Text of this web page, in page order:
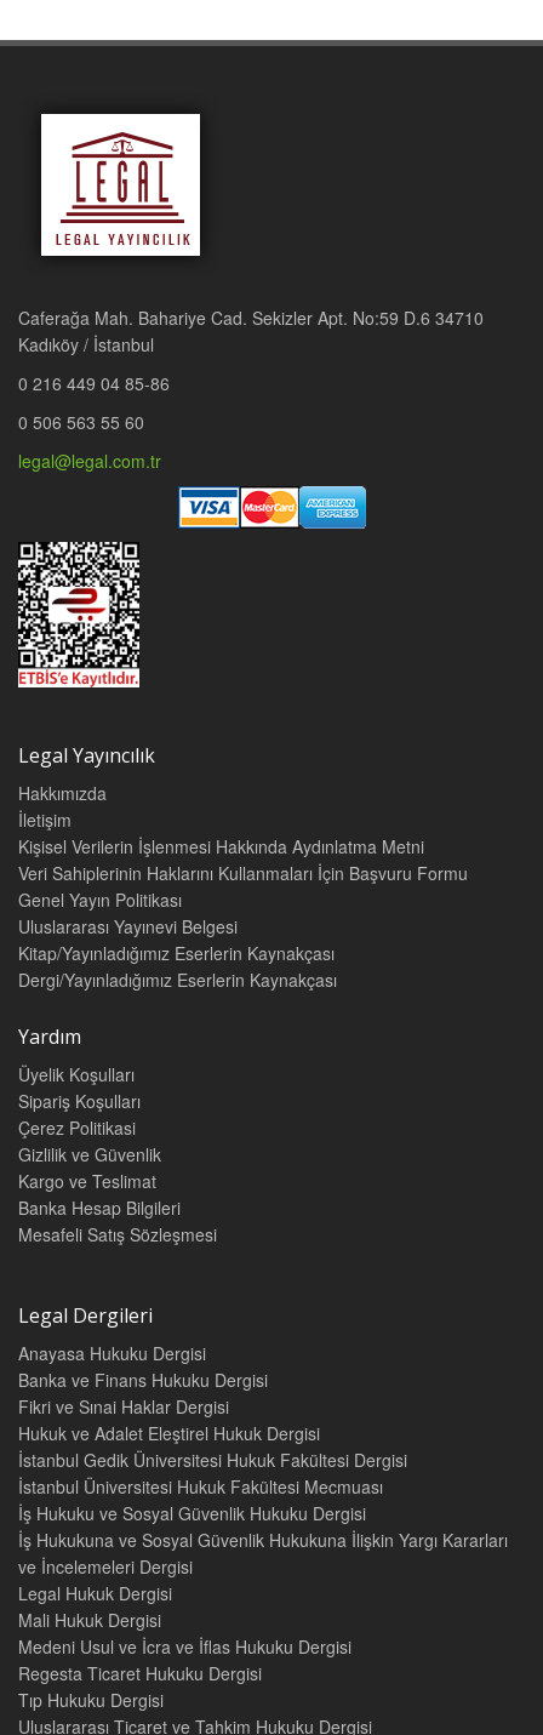
Caferağa Mah. Bahariye Cad. Sekizler Apt. No:59 D.6 34710
Kadıköy / İstanbul
0 216 449 04 85-86
0 506 563 55 60
legal@legal.com.tr
Legal Yayıncılık
Hakkımızda
İletişim
Kişisel Verilerin İşlenmesi Hakkında Aydınlatma Metni
Veri Sahiplerinin Haklarını Kullanmaları İçin Başvuru Formu
Genel Yayın Politikası
Uluslararası Yayınevi Belgesi
Kitap/Yayınladığımız Eserlerin Kaynakçası
Dergi/Yayınladığımız Eserlerin Kaynakçası
Yardım
Üyelik Koşulları
Sipariş Koşulları
Çerez Politikasi
Gizlilik ve Güvenlik
Kargo ve Teslimat
Banka Hesap Bilgileri
Mesafeli Satış Sözleşmesi
Legal Dergileri
Anayasa Hukuku Dergisi
Banka ve Finans Hukuku Dergisi
Fikri ve Sınai Haklar Dergisi
Hukuk ve Adalet Eleştirel Hukuk Dergisi
İstanbul Gedik Üniversitesi Hukuk Fakültesi Dergisi
İstanbul Üniversitesi Hukuk Fakültesi Mecmuası
İş Hukuku ve Sosyal Güvenlik Hukuku Dergisi
İş Hukukuna ve Sosyal Güvenlik Hukukuna İlişkin Yargı Kararları
ve İncelemeleri Dergisi
Legal Hukuk Dergisi
Mali Hukuk Dergisi
Medeni Usul ve İcra ve İflas Hukuku Dergisi
Regesta Ticaret Hukuku Dergisi
Tıp Hukuku Dergisi
Uluslararası Ticaret ve Tahkim Hukuku Dergisi